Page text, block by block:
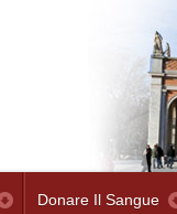
Donare Il Sangue